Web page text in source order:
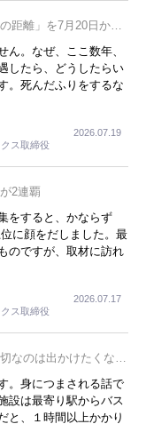
距離」を7月20日から
。なぜ、ここ数年、
したら、どうしたらい
。死んだふりをするな
、この企画展はタイム
ス取締役
2026.07.19
2連覇
をすると、かならず
に顔をだしました。最
のですが、取材に訪れ
話が次々が飛び出しま
が２つあります。一つ
、サービス業、接客業
一つは1800円もする
内に懸念もあったそう
級外車が停まっている
そうです。今回の記
ス取締役
2026.07.17
なのは出かけたくなる
。身につまされる話で
設は最寄り駅からバス
と、１時間以上かかり